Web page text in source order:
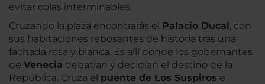
evitar colas interminables.
Cruzando la plaza encontrarás el Palacio Ducal, con
sus habitaciones rebosantes de historia tras una
fachada rosa y blanca. Es allí donde los gobernantes
de Venecia debatían y decidían el destino de la
República. Cruza el puente de Los Suspiros e